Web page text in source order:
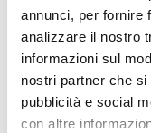
annunci, per fornire
analizzare il nostro
informazioni sul
nostri partner che
pubblicità e social
con altre
Energetiche
Sales
interverrà